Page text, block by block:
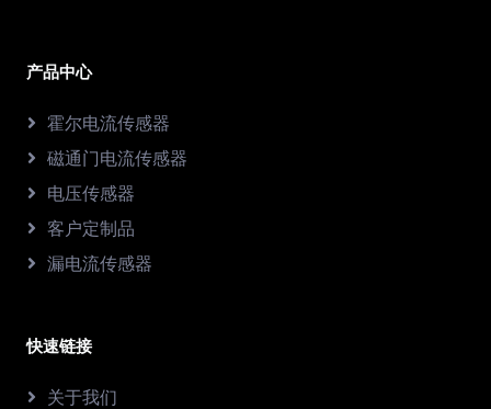
产品中心
霍尔电流传感器
磁通门电流传感器
电压传感器
客户定制品
漏电流传感器
快速链接
关于我们